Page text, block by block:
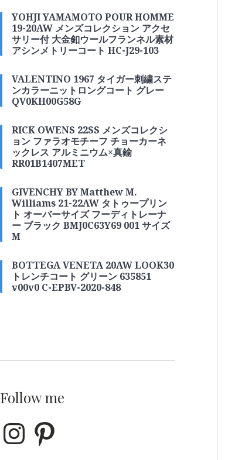
YOHJI YAMAMOTO POUR HOMME
19-20AW メンズコレクション アクセ
サリー付 大金釦ウールフランネル素材
アシンメトリーコート HC-J29-103
VALENTINO 1967 タイガー刺繍ステ
ンカラーニットロングコート グレー
QV0KH00G58G
RICK OWENS 22SS メンズコレクシ
ョン ファラオモチーフ チョーカーネ
ックレス アルミニウム×真鍮
RR01B1407MET
GIVENCHY BY Matthew M.
Williams 21-22AW タトゥープリン
ト オーバーサイズ フーディトレーナ
ー ブラック BMJ0C63Y69 001 サイズ
M
BOTTEGA VENETA 20AW LOOK30
トレンチコート グリーン 635851
v00v0 C-EPBV-2020-848
Follow me